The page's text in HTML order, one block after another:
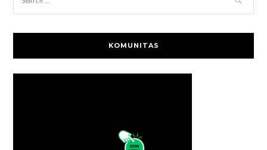
KOMUNITAS